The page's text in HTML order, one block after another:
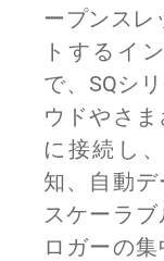
ープンスレ
トするイ
で、SQシ
ウドやさ
に接続し
知、自動デ
スケーラ
ロガーの